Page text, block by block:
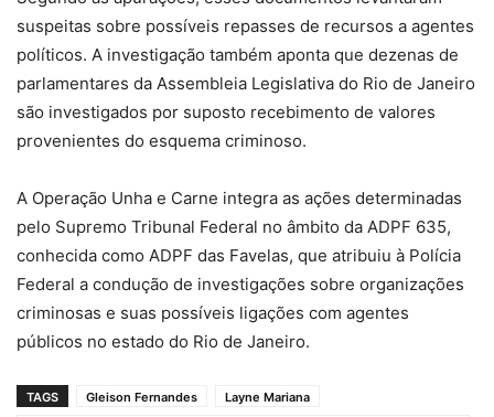
suspeitas sobre possíveis repasses de recursos a agentes
políticos. A investigação também aponta que dezenas de
parlamentares da Assembleia Legislativa do Rio de Janeiro
são investigados por suposto recebimento de valores
provenientes do esquema criminoso.
A Operação Unha e Carne integra as ações determinadas
pelo Supremo Tribunal Federal no âmbito da ADPF 635,
conhecida como ADPF das Favelas, que atribuiu à Polícia
Federal a condução de investigações sobre organizações
criminosas e suas possíveis ligações com agentes
públicos no estado do Rio de Janeiro.
TAGS Gleison Fernandes
Layne Mariana